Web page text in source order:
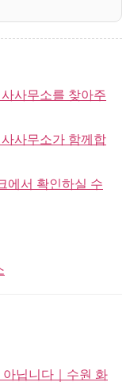
사무소를 찾아주
사무소가 함께합
에서 확인하실 수
닙니다｜수원 화